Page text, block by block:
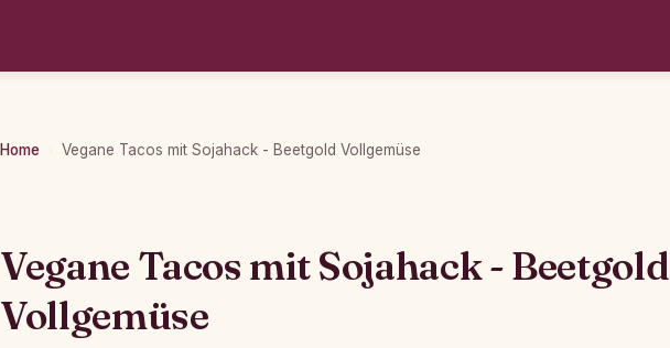
Home Vegane Tacos mit Sojahack - Beetgold Vollgemüse
Vegane Tacos mit Sojahack - Beetgold
Vollgemüse